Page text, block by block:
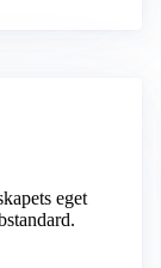
eget